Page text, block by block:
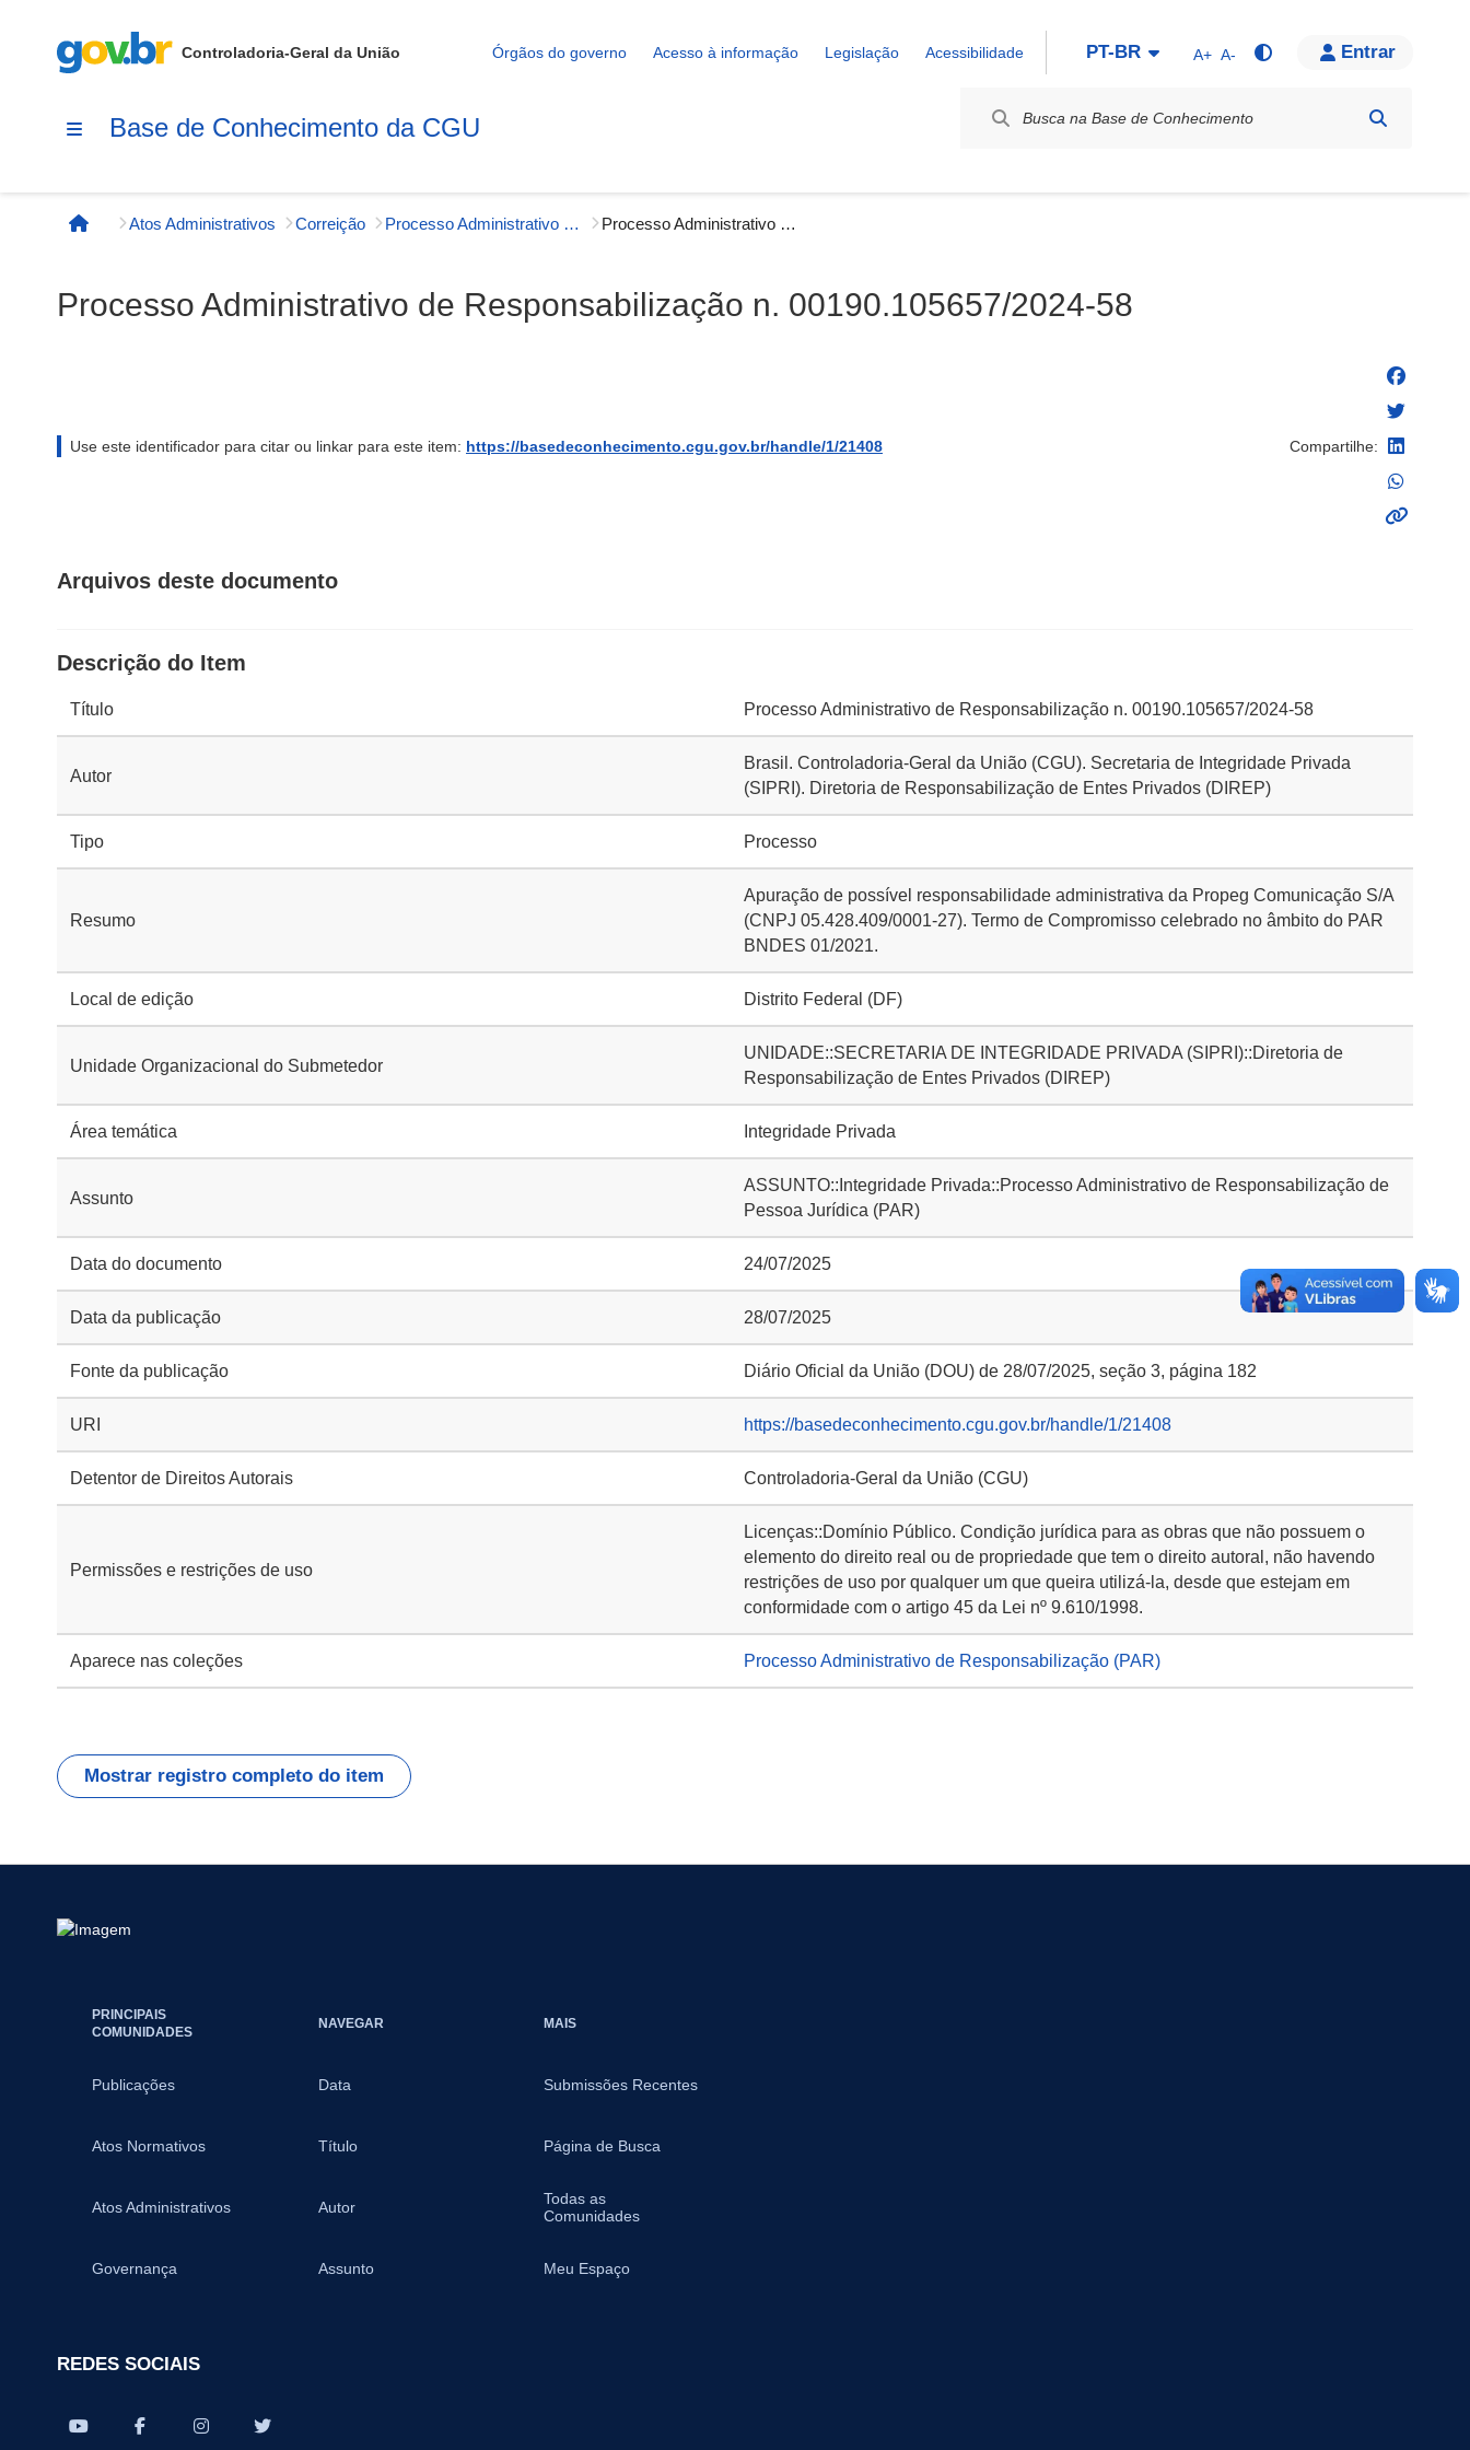
Controladoria-Geral da União Órgãos do governo Acesso à informação Legislação Acessibilidade PT-BR A+ A- Entrar
Base de Conhecimento da CGU
Página inicial
Atos Administrativos Correição Processo Administrativo de Responsabilização (PAR) Processo Administrativo de Responsabilização n. 00190.105657/2024-58
Processo Administrativo de Responsabilização n. 00190.105657/2024-58
Use este identificador para citar ou linkar para este item: https://basedeconhecimento.cgu.gov.br/handle/1/21408 Compartilhe:
Arquivos deste documento
Descrição do Item
Título Processo Administrativo de Responsabilização n. 00190.105657/2024-58
Autor
Brasil. Controladoria-Geral da União (CGU). Secretaria de Integridade Privada
(SIPRI). Diretoria de Responsabilização de Entes Privados (DIREP)
Tipo Processo
Resumo
Apuração de possível responsabilidade administrativa da Propeg Comunicação S/A
(CNPJ 05.428.409/0001-27). Termo de Compromisso celebrado no âmbito do PAR
BNDES 01/2021.
Local de edição Distrito Federal (DF)
Unidade Organizacional do Submetedor
UNIDADE::SECRETARIA DE INTEGRIDADE PRIVADA (SIPRI)::Diretoria de
Responsabilização de Entes Privados (DIREP)
Área temática Integridade Privada
Assunto
ASSUNTO::Integridade Privada::Processo Administrativo de Responsabilização de
Pessoa Jurídica (PAR)
Data do documento 24/07/2025
Data da publicação 28/07/2025
Fonte da publicação Diário Oficial da União (DOU) de 28/07/2025, seção 3, página 182
URI https://basedeconhecimento.cgu.gov.br/handle/1/21408
Detentor de Direitos Autorais Controladoria-Geral da União (CGU)
Permissões e restrições de uso
Licenças::Domínio Público. Condição jurídica para as obras que não possuem o
elemento do direito real ou de propriedade que tem o direito autoral, não havendo
restrições de uso por qualquer um que queira utilizá-la, desde que estejam em
conformidade com o artigo 45 da Lei nº 9.610/1998.
Aparece nas coleções Processo Administrativo de Responsabilização (PAR)
Mostrar registro completo do item
PRINCIPAIS
COMUNIDADES
Publicações
Atos Normativos
Atos Administrativos
Governança
NAVEGAR
Data
Título
Autor
Assunto
MAIS
Submissões Recentes
Página de Busca
Todas as
Comunidades
Meu Espaço
REDES SOCIAIS